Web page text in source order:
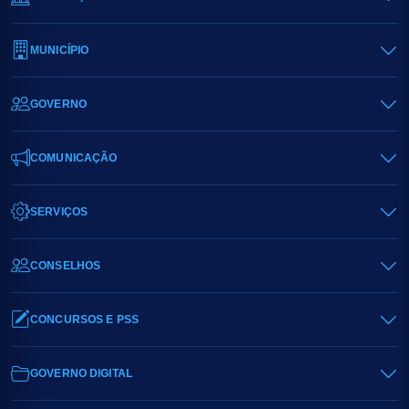
MUNICÍPIO
GOVERNO
COMUNICAÇÃO
SERVIÇOS
CONSELHOS
CONCURSOS E PSS
GOVERNO DIGITAL